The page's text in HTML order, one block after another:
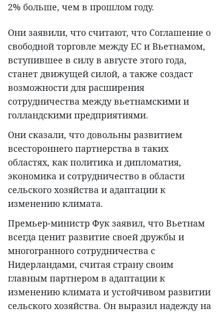
2% больше, чем в прошлом году.
Они заявили, что считают, что Соглашение о
свободной торговле между ЕС и Вьетнамом,
вступившее в силу в августе этого года,
станет движущей силой, а также создаст
возможности для расширения
сотрудничества между вьетнамскими и
голландскими предприятиями.
Они сказали, что довольны развитием
всестороннего партнерства в таких
областях, как политика и дипломатия,
экономика и сотрудничество в области
сельского хозяйства и адаптации к
изменению климата.
Премьер-министр Фук заявил, что Вьетнам
всегда ценит развитие своей дружбы и
многогранного сотрудничества с
Нидерландами, считая страну своим
главным партнером в адаптации к
изменению климата и устойчивом развитии
сельского хозяйства. Он выразил надежду на